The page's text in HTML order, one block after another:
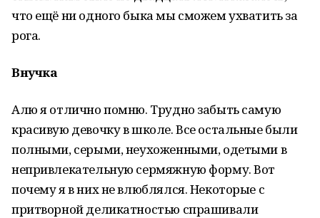
что ещё ни одного быка мы сможем ухватить за
рога.
Внучка
Алю я отлично помню. Трудно забыть самую
красивую девочку в школе. Все остальные были
полными, серыми, неухоженными, одетыми в
непривлекательную сермяжную форму. Вот
почему я в них не влюблялся. Некоторые с
притворной деликатностью спрашивали